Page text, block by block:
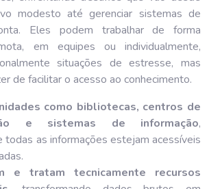
modesto até gerenciar sistemas de
Eles podem trabalhar de forma
em equipes ou individualmente,
situações de estresse, mas
de facilitar o acesso ao conhecimento.
como bibliotecas, centros de
e sistemas de informação,
todas as informações estejam acessíveis
e tratam tecnicamente recursos